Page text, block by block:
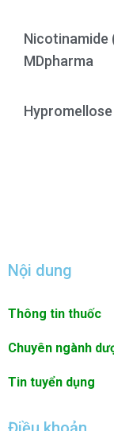
Nicotinamide
MDpharma
Nội dung
Thông tin thuốc
Chuyên ngành
Tin tuyển dụng